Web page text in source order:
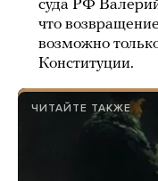
суда РФ
что
возможно
Конституции.
ЧИТАЙТЕ ТАКЖЕ